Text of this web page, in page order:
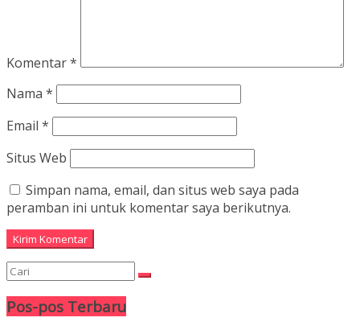
Komentar*
Nama *
Email *
Situs Web
Simpan nama, email, dan situs web saya pada
peramban ini untuk komentar saya berikutnya.
Pos-pos Terbaru